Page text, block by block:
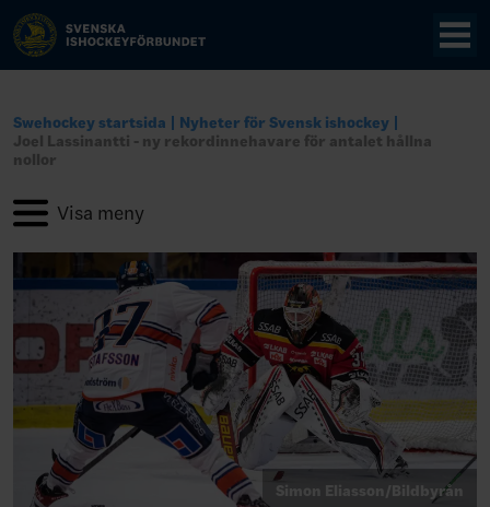
Swehockey startsida
Nyheter för Svensk ishockey
Joel Lassinantti - ny rekordinnehavare för antalet hållna
nollor
Simon Eliasson/Bildbyrån